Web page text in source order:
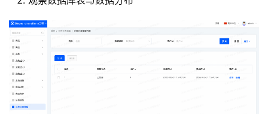
                props:
              ds_inline:
                type: INLINE
                props:
algorithm-expression:
        props: